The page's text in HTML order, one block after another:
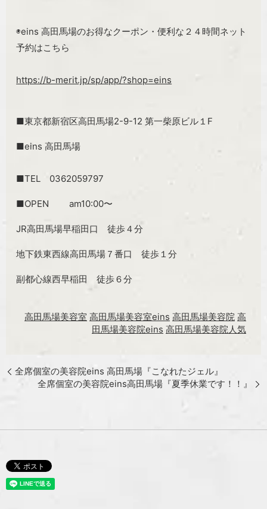
◉eins 高田馬場のお得なクーポン・便利な２４時間ネット
予約はこちら
https://b-merit.jp/sp/app/?shop=eins
■東京都新宿区高田馬場2-9-12 第一柴原ビル１F
■eins 高田馬場
■TEL 0362059797
■OPEN am10:00〜
JR高田馬場早稲田口 徒歩４分
地下鉄東西線高田馬場７番口 徒歩１分
副都心線西早稲田 徒歩６分
高田馬場美容室 高田馬場美容室eins 高田馬場美容院 高
田馬場美容院eins 高田馬場美容院人気
全席個室の美容院eins 高田馬場『こなれたジェル』
全席個室の美容院eins高田馬場『夏季休業です！！』